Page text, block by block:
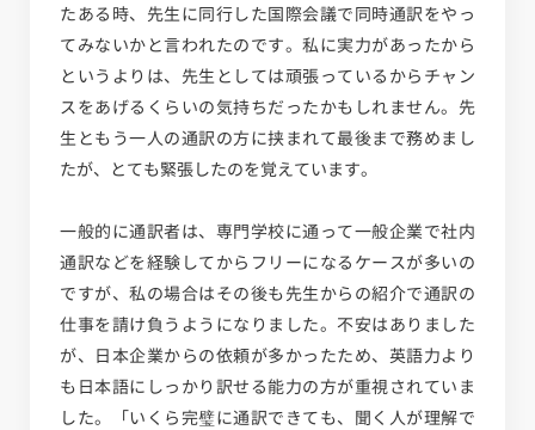
たある時、先生に同行した国際会議で同時通訳をやっ
てみないかと言われたのです。私に実力があったから
というよりは、先生としては頑張っているからチャン
スをあげるくらいの気持ちだったかもしれません。先
生ともう一人の通訳の方に挟まれて最後まで務めまし
たが、とても緊張したのを覚えています。
一般的に通訳者は、専門学校に通って一般企業で社内
通訳などを経験してからフリーになるケースが多いの
ですが、私の場合はその後も先生からの紹介で通訳の
仕事を請け負うようになりました。不安はありました
が、日本企業からの依頼が多かったため、英語力より
も日本語にしっかり訳せる能力の方が重視されていま
した。「いくら完璧に通訳できても、聞く人が理解で